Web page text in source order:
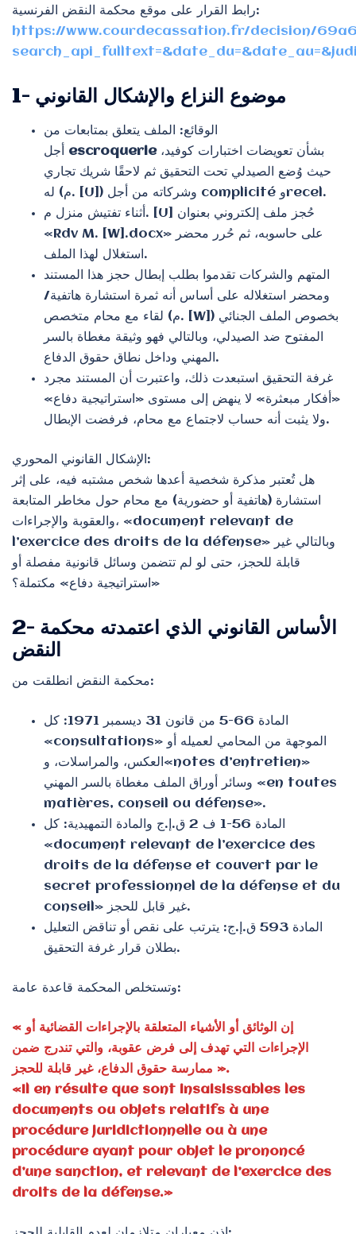
رابط القرار على موقع محكمة النقض الفرنسية:
https://www.courdecassation.fr/decision/
1- موضوع النزاع والإشكال القانوني
الوقائع: الملف يتعلق بمتابعات من
escroquerieبشأن تعويضات اختبارات كوفيد،
حيث وُضع الصيدلي تحت التحقيق ثم لاحقًا شريك تجاري
له (م. [U]) وشركاته من أجل complicité وrecel.
أثناء تفتيش منزل م. [U] حُجز ملف إلكتروني بعنوان
«Rdv M. [W].docx» على حاسوبه، ثم حُرر محضر
استغلال لهذا الملف.
المتهم والشركات تقدموا بطلب إبطال حجز هذا المستند
ومحضر استغلاله على أساس أنه ثمرة استشارة هاتفية/
لقاء مع محام متخصص (م. [W]) بخصوص الملف الجنائي
المفتوح ضد الصيدلي، وبالتالي فهو وثيقة مغطاة بالسر
المهني وداخل نطاق حقوق الدفاع.
غرفة التحقيق استبعدت ذلك، واعتبرت أن المستند مجرد
«أفكار مبعثرة» لا ينهض إلى مستوى «استراتيجية دفاع»
ولا يثبت أنه حساب لاجتماع مع محام، فرفضت الإبطال.
الإشكال القانوني المحوري:
هل تُعتبر مذكرة شخصية أعدها شخص مشتبه فيه، على إثر
استشارة (هاتفية أو حضورية) مع محام حول مخاطر المتابعة
والعقوبة والإجراءات، «document relevant de
l’exercice des droits de la défense» وبالتالي غير
قابلة للحجز، حتى لو لم تتضمن وسائل قانونية مفصلة أو
«استراتيجية دفاع» مكتملة؟
2- الأساس القانوني الذي اعتمدته محكمة
النقض
محكمة النقض انطلقت من:
المادة 66-5 من قانون 31 ديسمبر 1971: كل
«consultations» الموجهة من المحامي لعميله أو
العكس، والمراسلات، و«notes d’entretien»
وسائر أوراق الملف مغطاة بالسر المهني «en toutes
matières, conseil ou défense».
المادة 56-1 ف 2 ق.إ.ج والمادة التمهيدية: كل
«document relevant de l’exercice des
droits de la défense et couvert par le
secret professionnel de la défense et du
conseil» غير قابل للحجز.
المادة 593 ق.إ.ج: يترتب على نقص أو تناقض التعليل
بطلان قرار غرفة التحقيق.
وتستخلص المحكمة قاعدة عامة:
« إن الوثائق أو الأشياء المتعلقة بالإجراءات القضائية أو
الإجراءات التي تهدف إلى فرض عقوبة، والتي تندرج ضمن
ممارسة حقوق الدفاع، غير قابلة للحجز ».
«Il en résulte que sont insaisissables les
documents ou objets relatifs à une
procédure juridictionnelle ou à une
procédure ayant pour objet le prononcé
d’une sanction, et relevant de l’exercice des
droits de la défense.»